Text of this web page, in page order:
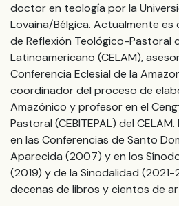
doctor en teología por la
Lovaina/Bélgica. Actualmente
de Reflexión Teológico-Pastoral
Latinoamericano (CELAM),
Conferencia Eclesial de la
coordinador del proceso de
Amazónico y profesor en el
Pastoral (CEBITEPAL) del
en las Conferencias de Santo
Aparecida (2007) y en los
(2019) y de la Sinodalidad
decenas de libros y cientos de